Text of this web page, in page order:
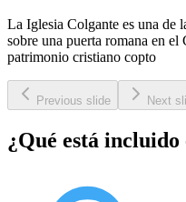
La Iglesia Colgante es una de
sobre una puerta romana en
patrimonio cristiano copto
Previous slide Next
¿Qué está